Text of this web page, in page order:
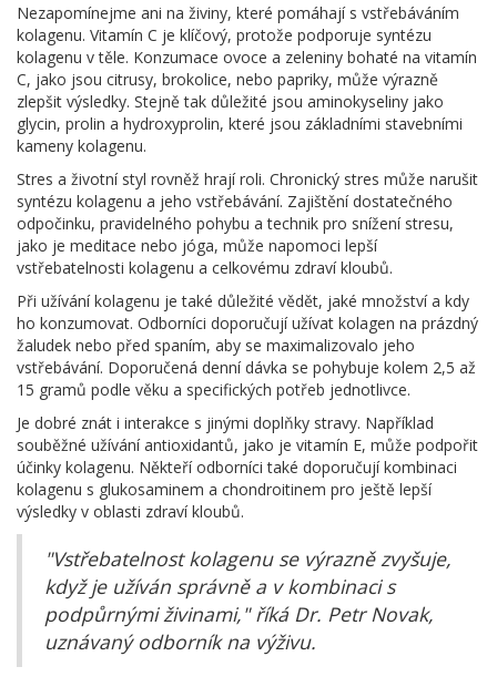
Nezapomínejme ani na živiny, které pomáhají s vstřebáváním
kolagenu. Vitamín C je klíčový, protože podporuje syntézu
kolagenu v těle. Konzumace ovoce a zeleniny bohaté na vitamín
C, jako jsou citrusy, brokolice, nebo papriky, může výrazně
zlepšit výsledky. Stejně tak důležité jsou aminokyseliny jako
glycin, prolin a hydroxyprolin, které jsou základními stavebními
kameny kolagenu.
Stres a životní styl rovněž hrají roli. Chronický stres může narušit
syntézu kolagenu a jeho vstřebávání. Zajištění dostatečného
odpočinku, pravidelného pohybu a technik pro snížení stresu,
jako je meditace nebo jóga, může napomoci lepší
vstřebatelnosti kolagenu a celkovému zdraví kloubů.
Při užívání kolagenu je také důležité vědět, jaké množství a kdy
ho konzumovat. Odborníci doporučují užívat kolagen na prázdný
žaludek nebo před spaním, aby se maximalizovalo jeho
vstřebávání. Doporučená denní dávka se pohybuje kolem 2,5 až
15 gramů podle věku a specifických potřeb jednotlivce.
Je dobré znát i interakce s jinými doplňky stravy. Například
souběžné užívání antioxidantů, jako je vitamín E, může podpořit
účinky kolagenu. Někteří odborníci také doporučují kombinaci
kolagenu s glukosaminem a chondroitinem pro ještě lepší
výsledky v oblasti zdraví kloubů.
"Vstřebatelnost kolagenu se výrazně zvyšuje,
když je užíván správně a v kombinaci s
podpůrnými živinami," říká Dr. Petr Novak,
uznávaný odborník na výživu.